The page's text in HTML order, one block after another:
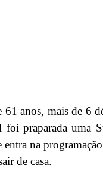
anos, mais de 6
foi praparada
entra na
de casa.